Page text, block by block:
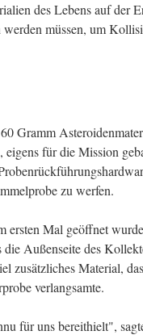
des Lebens auf der
müssen, um
Gramm
für die Mission
zu werfen.
ersten Mal geöffnet
Außenseite des
zusätzliches Material,
verlangsamte.
für uns bereithielt",